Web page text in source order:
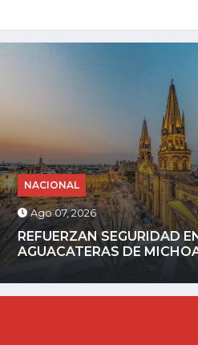
NACIONAL
Ago 06, 2026
AYOTZINAPA: FGR
EXGOBERNADOR AGUIRRE